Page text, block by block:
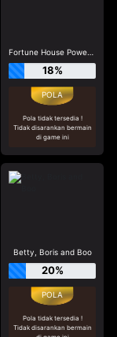
Fortune House Power Reels
18%
Pola tidak tersedia !
Tidak disarankan bermain
di game ini
Betty, Boris and Boo
20%
Pola tidak tersedia !
Tidak disarankan bermain